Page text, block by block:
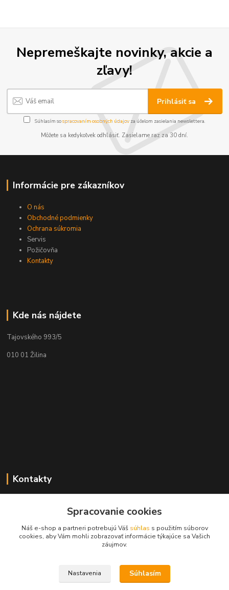
Nepremeškajte novinky, akcie a
zľavy!
Prihlásiť sa
Súhlasím sospracovaním osobných údajov za účelom zasielania newslettera.
Môžete sa kedykoľvek odhlásiť. Zasielame raz za 30 dní.
Informácie pre zákazníkov
O nás
Obchodné podmienky
Ochrana súkromia
Servis
Požičovňa
Kontakty
Kde nás nájdete
Tajovského 993/5
010 01 Žilina
Kontakty
+421 905 536 752
info@geolab.sk
Spracovanie cookies
Náš e-shop a partneri potrebujú Váš súhlas s použitím súborov
cookies, aby Vám mohli zobrazovať informácie týkajúce sa Vašich
záujmov.
Nastavenia Súhlasím